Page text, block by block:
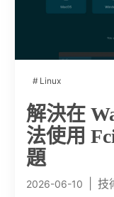
Linux
解決在
法使用
題
2026-06-10 技